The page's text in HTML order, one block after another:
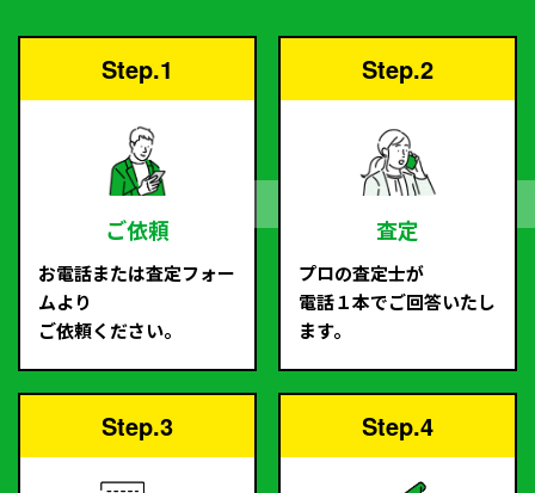
Step.1
ご依頼
お電話または査定フォー
ムより
ご依頼ください。
Step.2
査定
プロの査定士が
電話１本でご回答いたし
ます。
Step.3 Step.4